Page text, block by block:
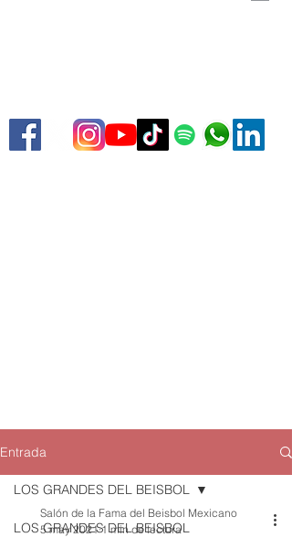
Entrada
LOS GRANDES DEL BEISBOL
LOS GRANDES DEL BEISBOL
Salón de la Fama del Beisbol Mexicano
5 may 2021 1 min de lectura